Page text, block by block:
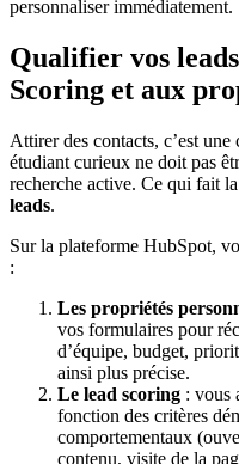
personnaliser immédiatement.
Qualifier vos
Scoring et aux
Attirer des contacts, c’est
étudiant curieux ne doit pas
recherche active. Ce qui fait
leads.
Sur la plateforme HubSpot,
:
Les propriétés
vos formulaires pour
d’équipe, budget,
ainsi plus précise.
Le lead scoring : vous
fonction des critères
comportementaux
contenu, visite de la